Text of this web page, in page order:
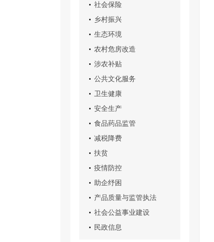
社会保险
乡村振兴
生态环境
农村危房改造
涉农补贴
公共文化服务
卫生健康
安全生产
食品药品监管
减税降费
扶贫
疫情防控
助企纾困
产品质量与监管执法
社会公益事业建设
民政信息